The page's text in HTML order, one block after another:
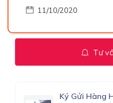
11/10/2020
Tư
Ký Gửi Hàng